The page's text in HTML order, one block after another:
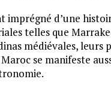
imprégné d’une
telles que
médiévales,
se manifeste